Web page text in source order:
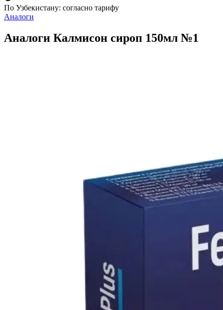
По Узбекистану: согласно тарифу
Аналоги
Аналоги Калмисон сироп 150мл №1